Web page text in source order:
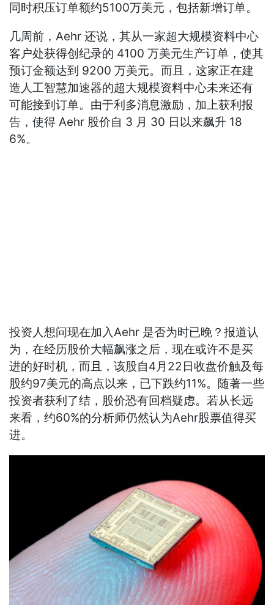
同时积压订单额约5100万美元，包括新增订单。
几周前，Aehr 还说，其从一家超大规模资料中心
客户处获得创纪录的 4100 万美元生产订单，使其
预订金额达到 9200 万美元。而且，这家正在建
造人工智慧加速器的超大规模资料中心未来还有
可能接到订单。由于利多消息激励，加上获利报
告，使得 Aehr 股价自 3 月 30 日以来飙升 18
6%。
投资人想问现在加入Aehr 是否为时已晚？报道认
为，在经历股价大幅飙涨之后，现在或许不是买
进的好时机，而且，该股自4月22日收盘价触及每
股约97美元的高点以来，已下跌约11%。随著一些
投资者获利了结，股价恐有回档疑虑。若从长远
来看，约60%的分析师仍然认为Aehr股票值得买
进。